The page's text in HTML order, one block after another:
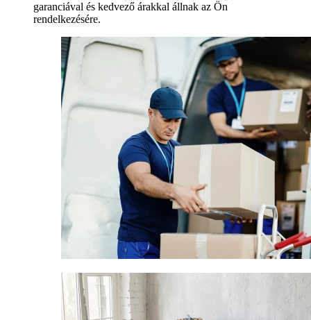
garanciával és kedvező árakkal állnak az Ön
rendelkezésére.